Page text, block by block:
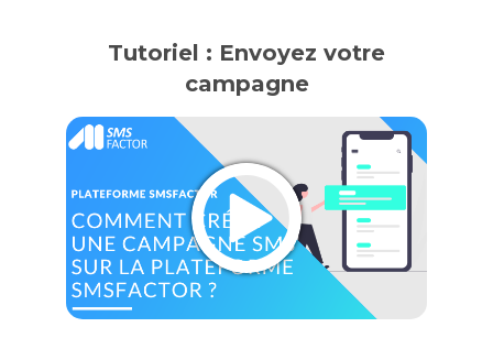
Tutoriel : Envoyez votre
campagne